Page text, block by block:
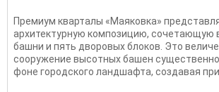
Премиум кварталы «Маяковка»
архитектурную композицию, сочетающую
башни и пять дворовых блоков. Это
сооружение высотных башен
фоне городского ландшафта, создавая